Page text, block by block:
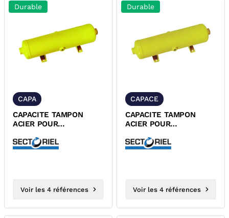
Durable
CAPA
CAPACITE TAMPON
ACIER POUR
VISSER FEMELLE
Voir les 4 références
Durable
CAPACE
CAPACITE TAMPON
ACIER POUR
HOMOLOGUEE CE
Voir les 4 références